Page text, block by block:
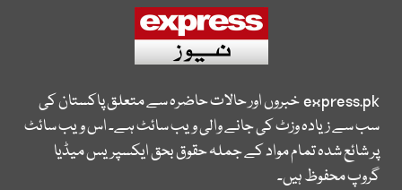
express.pkخبروں اور حالات حاضرہ سے متعلق پاکستان کی
سب سے زیادہ وزٹ کی جانے والی ویب سائٹ ہے۔ اس ویب سائٹ
پر شائع شدہ تمام مواد کے جملہ حقوق بحق ایکسپریس میڈیا
گروپ محفوظ ہیں۔